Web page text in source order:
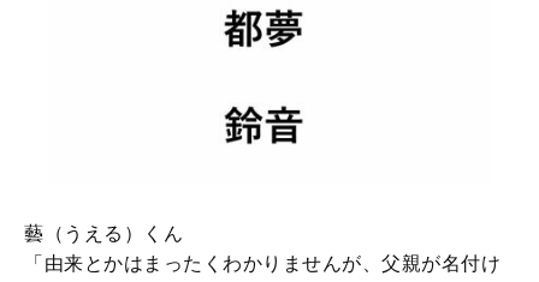
藝（うえる）くん
「由来とかはまったくわかりませんが、父親が名付け